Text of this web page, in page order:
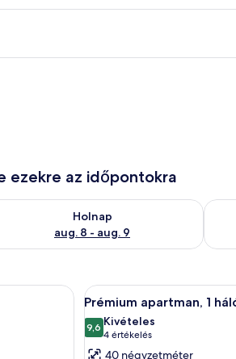
ezekre az időpontokra
7 - aug. 8
Holnap
aug. 8 - aug. 9
rendelkezésre állás ellenőrzése:
A
melyben egy nagy ágy, egy szürke
A
következő
szoba
összes
9
Prémium apartman, 1
9,610-ből 9,6
Kivételes
4 értékelés
(4
értékelés)
40 négyzetméter